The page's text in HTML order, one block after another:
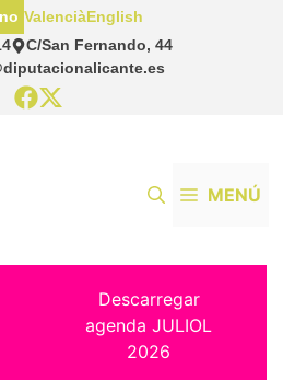
C/San Fernando, 44
ValenciàEnglish
MENÚ
Descarregar
agenda JULIOL
2026